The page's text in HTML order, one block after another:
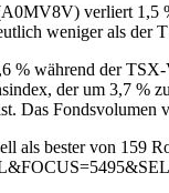
verliert 1,5
weniger als der
% während der
der um 3,7 %
Das
als bester von 159